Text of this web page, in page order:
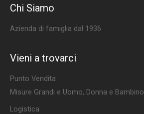
Chi Siamo
Azienda di famiglia dal 1936
Vieni a trovarci
Punto Vendita
Misure Grandi e Uomo, Donna e Bambino
Logistica